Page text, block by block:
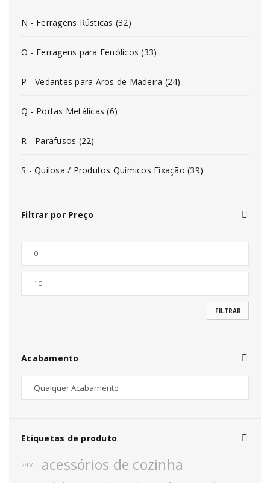
N - Ferragens Rústicas (32)
O - Ferragens para Fenólicos (33)
P - Vedantes para Aros de Madeira (24)
Q - Portas Metálicas (6)
R - Parafusos (22)
S - Quilosa / Produtos Químicos Fixação (39)
Filtrar por Preço
FILTRAR
Acabamento
Etiquetas de produto
24V acessórios de cozinha